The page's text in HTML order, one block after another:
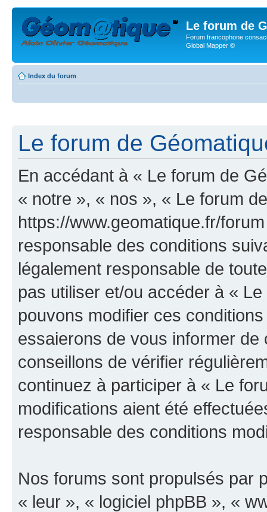
Le forum de
Forum francophone
Global Mapper ©
Index du forum
Le forum de
En accédant à « Le forum de
« notre », « nos », « Le forum
https://www.geomatique.fr/
responsable des conditions
légalement responsable de
pas utiliser et/ou accéder à «
pouvons modifier ces
essaierons de vous informer
conseillons de vérifier
continuez à participer à « Le
modifications aient été
responsable des conditions
Nos forums sont propulsés par
« leur », « logiciel phpBB », «